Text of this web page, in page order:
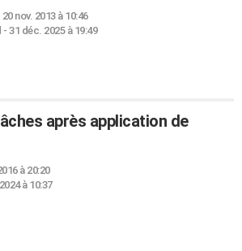
20 nov. 2013 à 10:46
- 31 déc. 2025 à 19:49
après application de
à 20:20
à 10:37